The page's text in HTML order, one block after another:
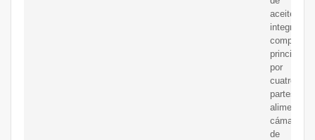
aceite
integrada
compuesta
por
cuatro
partes:
cámara
de